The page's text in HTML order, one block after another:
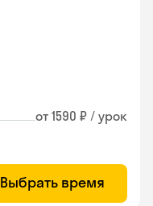
от 1590 ₽ / урок
Выбрать время